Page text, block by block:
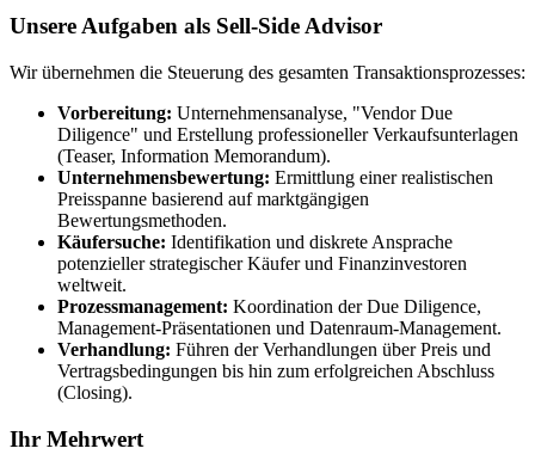
Unsere Aufgaben als Sell-Side Advisor
Wir übernehmen die Steuerung des gesamten Transaktionsprozesses:
Vorbereitung: Unternehmensanalyse, "Vendor Due
Diligence" und Erstellung professioneller Verkaufsunterlagen
(Teaser, Information Memorandum).
Unternehmensbewertung: Ermittlung einer realistischen
Preisspanne basierend auf marktgängigen
Bewertungsmethoden.
Käufersuche: Identifikation und diskrete Ansprache
potenzieller strategischer Käufer und Finanzinvestoren
weltweit.
Prozessmanagement: Koordination der Due Diligence,
Management-Präsentationen und Datenraum-Management.
Verhandlung: Führen der Verhandlungen über Preis und
Vertragsbedingungen bis hin zum erfolgreichen Abschluss
(Closing).
Ihr Mehrwert